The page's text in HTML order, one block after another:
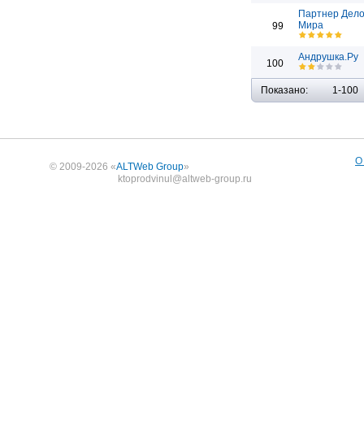
99
Партнер
Мира
100
Андрушка.Ру
Показано: 1-100
© 2009-2026 «ALTWeb Group»
ktoprodvinul@altweb-group.ru
О